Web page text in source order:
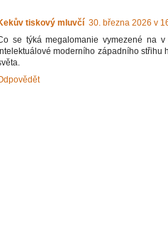
tiskový mluvčí 30. března 2026 v
se týká megalomanie vymezené na
moderního západního střihu